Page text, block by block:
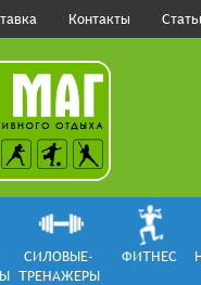
Контакты
СИЛОВЫЕ-
ТРЕНАЖЕРЫ
ФИТНЕС